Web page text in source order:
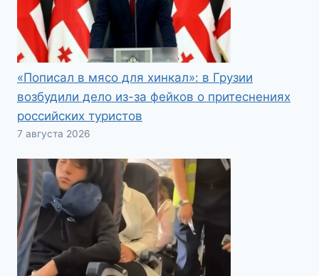
«Пописал в мясо для хинкал»: в Грузии
возбудили дело из-за фейков о притеснениях
российских туристов
7 августа 2026